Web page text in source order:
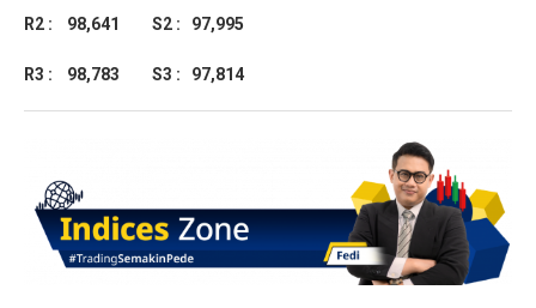
R2 : 98,641 S2 : 97,995
R3 : 98,783 S3 : 97,814